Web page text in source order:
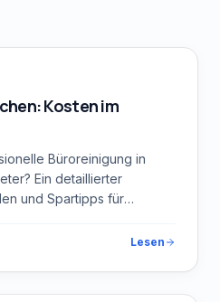
Kosten im
Büroreinigung in
Ein detaillierter
und Spartipps für
Lesen